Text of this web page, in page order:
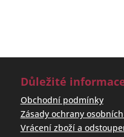
Důležité
Obchodní podmínky
Zásady ochrany
Vrácení zboží a